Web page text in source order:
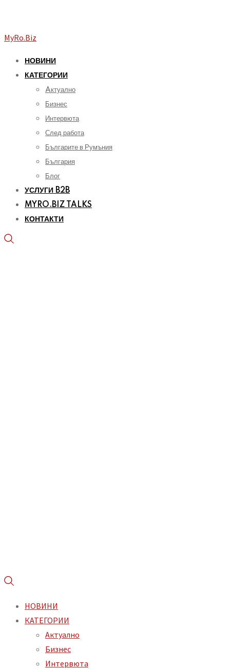
MyRo.Biz
НОВИНИ
КАТЕГОРИИ
Aктуално
Бизнес
Интервюта
След работа
Българите в Румъния
България
Блог
УСЛУГИ B2B
MYRO.BIZ TALKS
КОНТАКТИ
НОВИНИ
КАТЕГОРИИ
Aктуално
Бизнес
Интервюта